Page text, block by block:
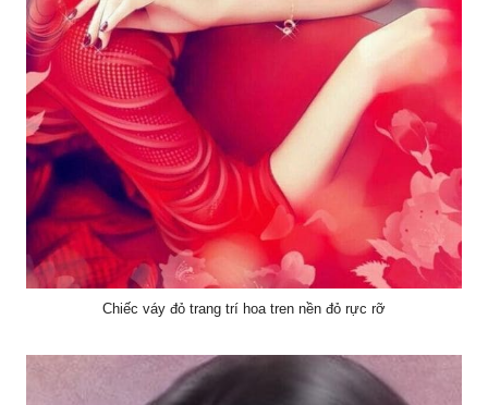
Chiếc váy đỏ trang trí hoa tren nền đỏ rực rỡ